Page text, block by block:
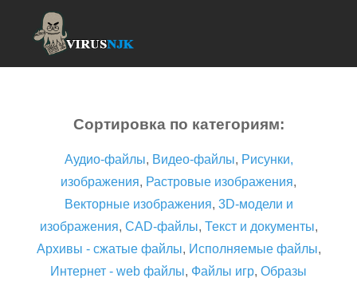
Сортировка по категориям:
Аудио-файлы, Видео-файлы, Рисунки,
изображения, Растровые изображения,
Векторные изображения, 3D-модели и
изображения, CAD-файлы, Текст и документы,
Архивы - сжатые файлы, Исполняемые файлы,
Интернет - web файлы, Файлы игр, Образы